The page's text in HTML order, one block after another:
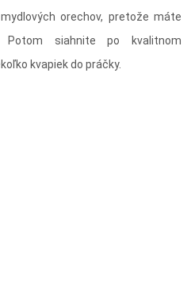
orechov, pretože máte
Potom siahnite po kvalitnom
kvapiek do práčky.